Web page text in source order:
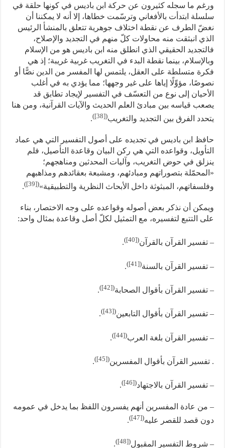
ورغم ما سجله كثيرون عن حركة ابن باديس في كونها حلقة في
سلسلة ابتدأت بالأفغاني وترسّمت خطاها، إلا أنه لا يمكننا أن
نغضّ الطرف عن نقطة اختلاف جوهرية تتعلق بالمنشأ الرئيس
الذي انبثقت منه محاولات كلّ منهم في التجديد والإصلاح،
فالتجديد الحقيقي الذي انطلق منه ابن باديس هو من الإسلام
وبالإسلام، بينما نقطة البدء في التغريب غربية غريبة؛ إذ هي
فكرة متسلطة على العقل، يلتمس لها المفسر من الدين نصًّا أو
نصوصًا، مؤوِّلًا إياها على غير وجهها؛ مما يؤدي به في أغلب
الأحيان إلى نوع من التعسّف في التفسير لإيجاد تطابق قد
يصعب قياسه بين مبادئ العلم الحديث والآيات القرآنية، ومن هنا
يتحدد الفرق بين التجديد والتغريب(
[38]
)
.
حافظ ابن باديس في تجديده على أصول التفسير التي هي عماد
التأويل، وقواعده التي هي ركن البيان وقاعدة التأصيل، فلم
ينزلق في حوض التغريب، وآليات المحدثين ومناهجهم؛
«المحمّلة بتصوراتهم ومبادئهم، ومشبعة بعقائدهم ومذاهبهم
وفلسفاتهم، المبثوثة داخل الأبحاث النظرية والتطبيقية»(
[39]
)
.
ويمكن أن نذكر بعض أصوله وقواعده على وجه الاختصار، بناء
على التتبع لتفسيره، مع التمثيل لكلّ أصل وقاعدة بمثال واحد:
– تفسير القرآن بالقرآن(
[40]
)
.
– تفسير القرآن بالسنة(
[41]
)
.
– تفسير القرآن بأقوال الصحابة(
[42]
)
.
– تفسير القرآن بأقوال التابعين(
[43]
)
.
– تفسير القرآن بلغة العرب(
[44]
)
.
. تفسير القرآن بأقوال المفسرين(
[45]
)
.
– تفسير القرآن بالاجتهاد(
[46]
)
.
– من عادة المفسرين أنهم يفسرون اللفظ بما يدخل في عمومه
دون قصد للقصر عليه(
[47]
)
.
– شروط التفسير المقبول(
[48]
)
.